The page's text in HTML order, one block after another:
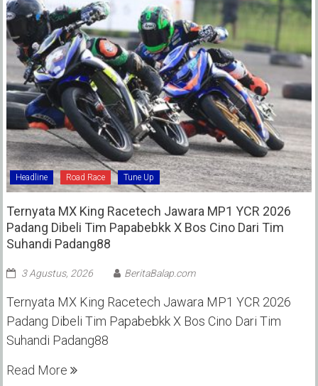
Headline Road Race Tune Up
Ternyata MX King Racetech Jawara MP1 YCR 2026
Padang Dibeli Tim Papabebkk X Bos Cino Dari Tim
Suhandi Padang88
3 Agustus, 2026 BeritaBalap.com
Ternyata MX King Racetech Jawara MP1 YCR 2026
Padang Dibeli Tim Papabebkk X Bos Cino Dari Tim
Suhandi Padang88
Read More